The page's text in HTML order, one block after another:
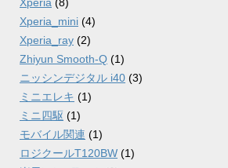
Xperia_mini (4)
Xperia_ray (2)
Zhiyun Smooth-Q (1)
ニッシンデジタル i40 (3)
ミニエレキ (1)
ミニ四駆 (1)
モバイル関連 (1)
ロジクールT120BW (1)